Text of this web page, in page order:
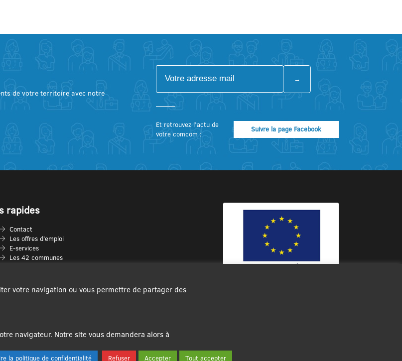
de votre territoire avec notre
Et retrouvez l’actu de
votre comcom :
Suivre la page Facebook
rapides
Contact
Les offres d’emploi
E-services
Les 42 communes
Espace France Services
Les séniors
votre navigation ou vous permettre de partager des
navigateur. Notre site vous demandera alors à
la politique de confidentialité Refuser Accepter Tout accepter